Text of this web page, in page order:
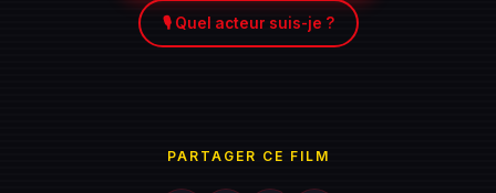
🎙️ Quel acteur suis-je ?
PARTAGER CE FILM